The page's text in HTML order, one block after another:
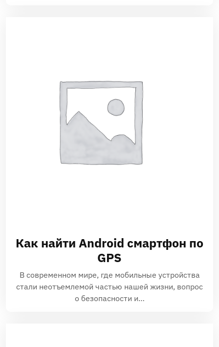
Как найти Android смартфон по
GPS
В современном мире, где мобильные устройства
стали неотъемлемой частью нашей жизни, вопрос
о безопасности и…